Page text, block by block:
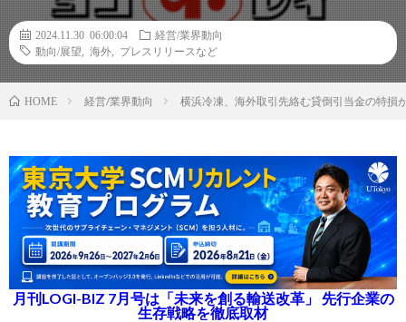
2024.11.30 06:00:04
経営/業界動向
動向/展望
海外 プレスリリースなど
HOME 経営/業界動向 横浜冷凍、海外取引先絡む貸倒引当金の特損
月刊LOGI-BIZ 7月号は「未来を創る輸送改革」 先行企業の
生存戦略を徹底取材